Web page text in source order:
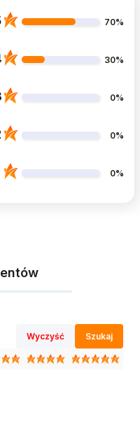
70%
30%
0%
0%
0%
Wyczyść Szukaj